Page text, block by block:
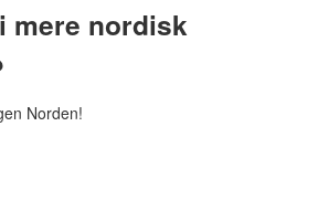
mere nordisk
Norden!